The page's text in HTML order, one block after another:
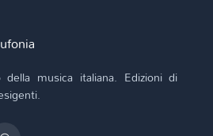
musica italiana. Edizioni di